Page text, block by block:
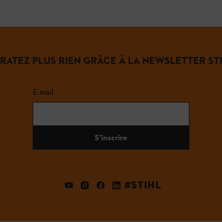
PLUS RIEN GRÂCE À LA NEWSLETTER
E-mail
S'inscrire
#STIHL